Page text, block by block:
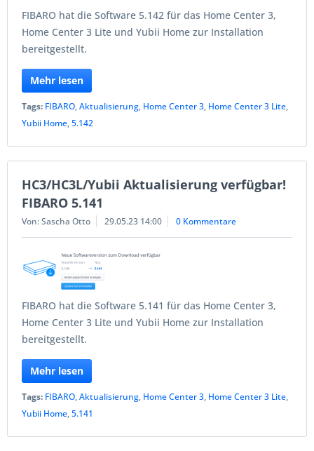
FIBARO hat die Software 5.142 für das Home Center 3,
Home Center 3 Lite und Yubii Home zur Installation
bereitgestellt.
Mehr lesen
Tags: FIBARO,Aktualisierung, Home Center 3, Home Center 3 Lite,
Yubii Home,5.142
HC3/HC3L/Yubii Aktualisierung verfügbar!
FIBARO 5.141
Von: Sascha Otto 29.05.23 14:00 0 Kommentare
FIBARO hat die Software 5.141 für das Home Center 3,
Home Center 3 Lite und Yubii Home zur Installation
bereitgestellt.
Mehr lesen
Tags: FIBARO,Aktualisierung, Home Center 3, Home Center 3 Lite,
Yubii Home,5.141